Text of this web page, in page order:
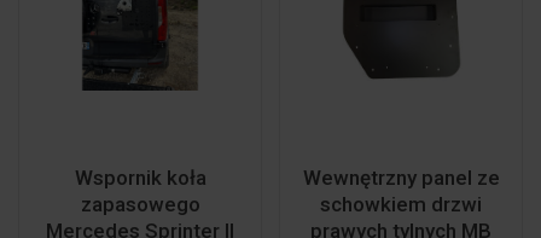
Wspornik koła
zapasowego
Mercedes Sprinter II
Wewnętrzny panel ze
schowkiem drzwi
prawych tylnych MB